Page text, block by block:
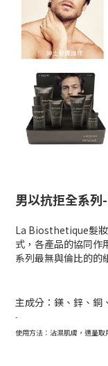
男以抗拒全系列
La Biosthetique髮
式，各產品的協同作
系列最無與倫比的的
主成分：鎂、鋅、銅
-
使用方法：沾濕肌膚，適量